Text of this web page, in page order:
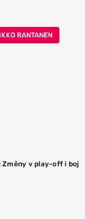
RANTANEN
Změny v play-off i boj